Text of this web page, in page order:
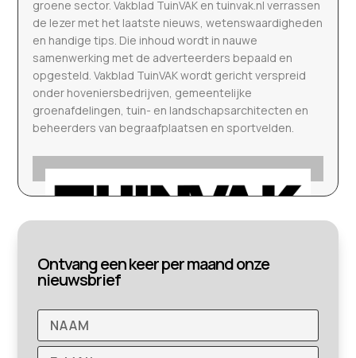
groene sector. Vakblad TuinVAK en tuinvak.nl verrassen
de lezer met het laatste nieuws, wetenswaardigheden
en handige tips. Die inhoud wordt in nauwe
samenwerking met de adverteerders bepaald en
opgesteld. Vakblad TuinVAK wordt gericht verspreid
onder hoveniersbedrijven, gemeentelijke
groenafdelingen, tuin- en landschapsarchitecten en
beheerders van begraafplaatsen en sportvelden.
Ontvang een keer per maand onze
nieuwsbrief